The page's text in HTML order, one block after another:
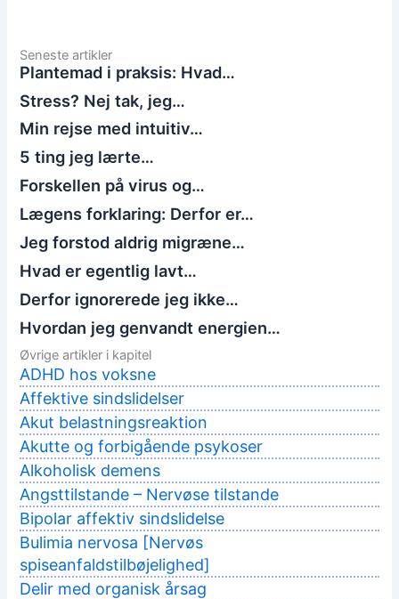
Seneste artikler
Plantemad i praksis: Hvad…
Stress? Nej tak, jeg…
Min rejse med intuitiv…
5 ting jeg lærte…
Forskellen på virus og…
Lægens forklaring: Derfor er…
Jeg forstod aldrig migræne…
Hvad er egentlig lavt…
Derfor ignorerede jeg ikke…
Hvordan jeg genvandt energien…
Øvrige artikler i kapitel
ADHD hos voksne
Affektive sindslidelser
Akut belastningsreaktion
Akutte og forbigående psykoser
Alkoholisk demens
Angsttilstande – Nervøse tilstande
Bipolar affektiv sindslidelse
Bulimia nervosa [Nervøs
spiseanfaldstilbøjelighed]
Delir med organisk årsag